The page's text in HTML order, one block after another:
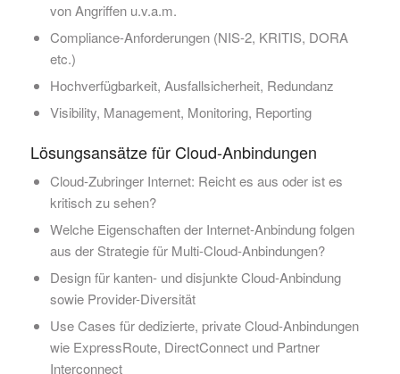
von Angriffen u.v.a.m.
Compliance-Anforderungen (NIS-2, KRITIS, DORA
etc.)
Hochverfügbarkeit, Ausfallsicherheit, Redundanz
Visibility, Management, Monitoring, Reporting
Lösungsansätze für Cloud-Anbindungen
Cloud-Zubringer Internet: Reicht es aus oder ist es
kritisch zu sehen?
Welche Eigenschaften der Internet-Anbindung folgen
aus der Strategie für Multi-Cloud-Anbindungen?
Design für kanten- und disjunkte Cloud-Anbindung
sowie Provider-Diversität
Use Cases für dedizierte, private Cloud-Anbindungen
wie ExpressRoute, DirectConnect und Partner
Interconnect